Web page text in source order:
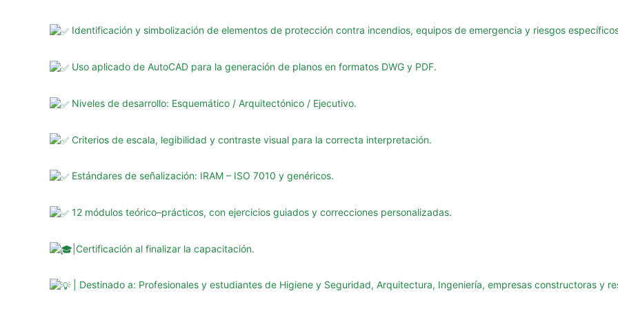
Identificación y simbolización de elementos de protección contra incendios, equipos de emergencia y riesgos
Uso aplicado de AutoCAD para la generación de planos en formatos DWG y PDF.
Niveles de desarrollo: Esquemático / Arquitectónico / Ejecutivo.
Criterios de escala, legibilidad y contraste visual para la correcta interpretación.
Estándares de señalización: IRAM – ISO 7010 y genéricos.
12 módulos teórico–prácticos, con ejercicios guiados y correcciones personalizadas.
|Certificación al finalizar la capacitación.
| Destinado a: Profesionales y estudiantes de Higiene y Seguridad, Arquitectura, Ingeniería, empresas constructoras y